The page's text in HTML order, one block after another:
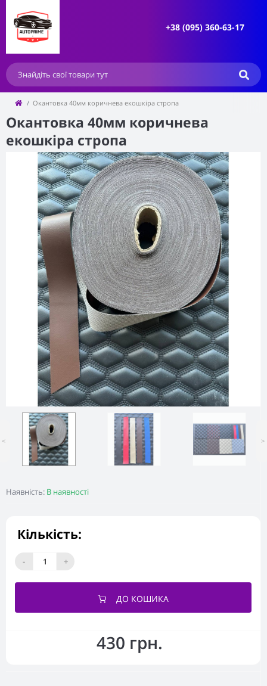
+38 (095) 360-63-17
Окантовка 40мм коричнева екошкіра стропа
Окантовка 40мм коричнева
екошкіра стропа
Наявність: В наявності
< >
430 грн.
Кількість:
- +
ДО КОШИКА